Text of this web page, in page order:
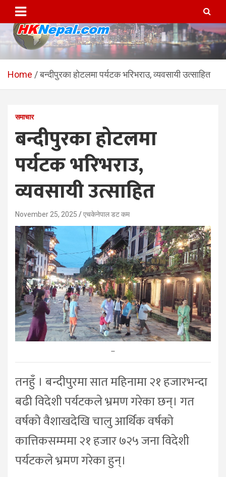
content
HKNepal.com – हङकङबाट
सञ्चालित पहिलो नेपाली अनलाईन
hknepal, hknepal.com, hk nepal, hk nepal com
Home बन्दीपुरका होटलमा पर्यटक भरिभराउ, व्यवसायी उत्साहित
समाचार
बन्दीपुरका होटलमा
पर्यटक भरिभराउ,
व्यवसायी उत्साहित
November 25, 2025 एचकेनेपाल डट कम
–
तनहुँ । बन्दीपुरमा सात महिनामा २१ हजारभन्दा
बढी विदेशी पर्यटकले भ्रमण गरेका छन्। गत
वर्षको वैशाखदेखि चालु आर्थिक वर्षको
कात्तिकसम्ममा २१ हजार ७२५ जना विदेशी
पर्यटकले भ्रमण गरेका हुन्।